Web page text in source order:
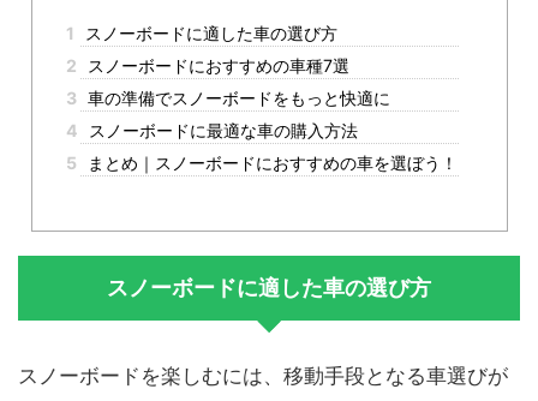
1
スノーボードに適した車の選び方
2
スノーボードにおすすめの車種7選
3 車の準備でスノーボードをもっと快適に
4
スノーボードに最適な車の購入方法
5
まとめ｜スノーボードにおすすめの車を選ぼう！
スノーボードに適した車の選び方
スノーボードを楽しむには、移動手段となる車選びが